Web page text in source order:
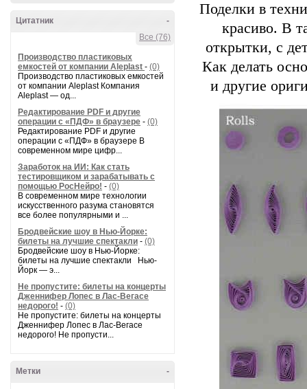
-
Цитатник
Все (76)
Производство пластиковых
емкостей от компании Aleplast - (0)
Производство пластиковых емкостей
от компании Aleplast Компания
Aleplast — од...
Редактирование PDF и другие
операции с «ПДФ» в браузере - (0)
Редактирование PDF и другие
операции с «ПДФ» в браузере В
современном мире цифр...
Заработок на ИИ: Как стать
тестировщиком и зарабатывать с
помощью РосНейро! - (0)
В современном мире технологии
искусственного разума становятся
все более популярными и ...
Бродвейские шоу в Нью-Йорке:
билеты на лучшие спектакли - (0)
Бродвейские шоу в Нью-Йорке:
билеты на лучшие спектакли Нью-
Йорк — э...
Не пропустите: билеты на концерты
Дженнифер Лопес в Лас-Вегасе
недорого! - (0)
Не пропустите: билеты на концерты
Дженнифер Лопес в Лас-Вегасе
недорого! Не пропусти...
-
Метки
Поделки в
красиво. В
открытки, с
Как делать
и другие